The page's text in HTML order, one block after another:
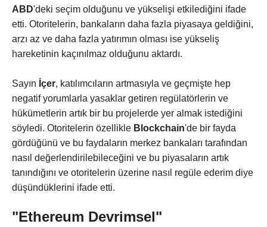
ABD'deki seçim olduğunu ve yükselişi etkilediğini ifade
etti. Otoritelerin, bankaların daha fazla piyasaya geldiğini,
arzı az ve daha fazla yatırımın olması ise yükseliş
hareketinin kaçınılmaz olduğunu aktardı.
Sayın İçer, katılımcıların artmasıyla ve geçmişte hep
negatif yorumlarla yasaklar getiren regülatörlerin ve
hükümetlerin artık bir bu projelerde yer almak istediğini
söyledi. Otoritelerin özellikle Blockchain'de bir fayda
gördüğünü ve bu faydaların merkez bankaları tarafından
nasıl değerlendirilebileceğini ve bu piyasaların artık
tanındığını ve otoritelerin üzerine nasıl regüle ederim diye
düşündüklerini ifade etti.
"Ethereum Devrimsel"